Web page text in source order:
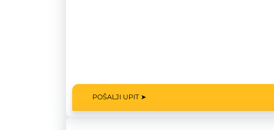
POŠALJI UPIT ➤